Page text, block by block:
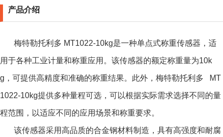
产品介绍
梅特勒托利多 MT1022-10kg是一种单点式称重传感器，适
用于各种工业计量和称重应用。该传感器的额定称重量为10k
g，可提供高精度和准确的称重结果。此外，梅特勒托利多 MT
1022-10kg提供多种量程可选，可以根据实际需求选择不同的量
程范围，以适应不同的应用场景和称重要求。
该传感器采用高品质的合金钢材料制造，具有高强度和耐腐